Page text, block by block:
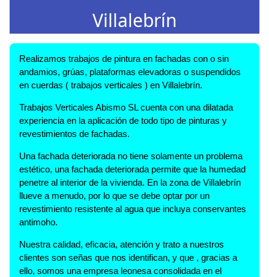
Villalebrín
Realizamos trabajos de pintura en fachadas con o sin
andamios, grúas, plataformas elevadoras o suspendidos
en cuerdas ( trabajos verticales ) en Villalebrín.
Trabajos Verticales Abismo SL cuenta con una dilatada
experiencia en la aplicación de todo tipo de pinturas y
revestimientos de fachadas.
Una fachada deteriorada no tiene solamente un problema
estético, una fachada deteriorada permite que la humedad
penetre al interior de la vivienda. En la zona de Villalebrín
llueve a menudo, por lo que se debe optar por un
revestimiento resistente al agua que incluya conservantes
antimoho.
Nuestra calidad, eficacia, atención y trato a nuestros
clientes son señas que nos identifican, y que , gracias a
ello, somos una empresa leonesa consolidada en el